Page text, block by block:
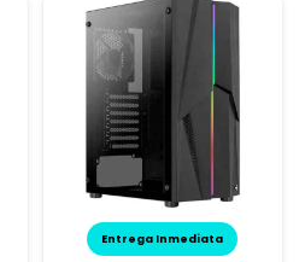
Entrega Inmediata